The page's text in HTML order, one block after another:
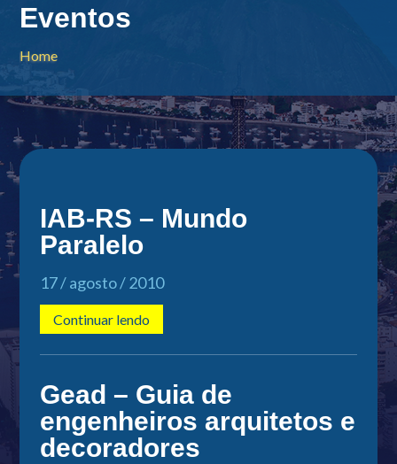
Eventos
Home
IAB-RS – Mundo
Paralelo
17 / agosto / 2010
Continuar lendo
Gead – Guia de
engenheiros arquitetos e
decoradores